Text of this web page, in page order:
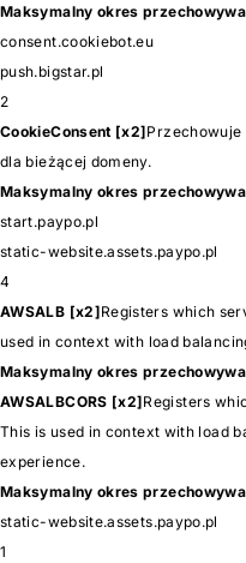
Maksymalny okres
consent.cookiebot.eu
push.bigstar.pl
2
CookieConsent [x2]
dla bieżącej domeny.
Maksymalny okres
start.paypo.pl
static-website.assets.paypo.pl
4
AWSALB [x2]Registers which
used in context with load
Maksymalny okres
AWSALBCORS [x2]Registers
This is used in context with load
experience.
Maksymalny okres
static-website.assets.paypo.pl
1